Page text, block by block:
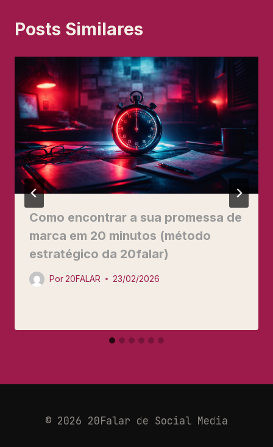
Posts Similares
Como encontrar a sua promessa de
marca em 20 minutos (método
estratégico da 20falar)
Por 20FALAR 23/02/2026
© 2026 20Falar de Social Media